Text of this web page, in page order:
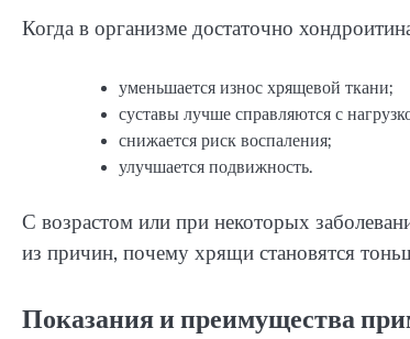
Когда в организме достаточно
уменьшается износ хрящевой ткани;
суставы лучше справляются с
снижается риск воспаления;
улучшается подвижность.
С возрастом или при некоторых
из причин, почему хрящи становятся
Показания и преимущества